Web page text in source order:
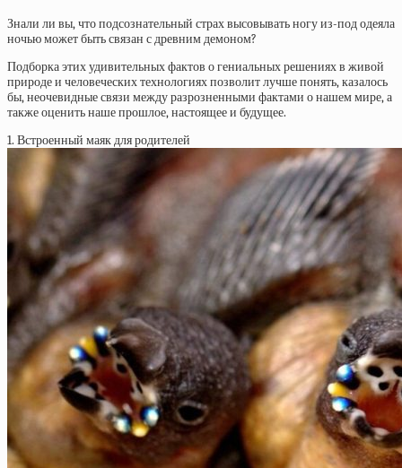
Знали ли вы, что подсознательный страх высовывать ногу из-под одеяла
ночью может быть связан с древним демоном?
Подборка этих удивительных фактов о гениальных решениях в живой
природе и человеческих технологиях позволит лучше понять, казалось
бы, неочевидные связи между разрозненными фактами о нашем мире, а
также оценить наше прошлое, настоящее и будущее.
1. Встроенный маяк для родителей